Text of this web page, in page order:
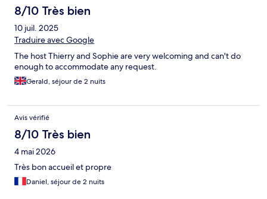
8/10 Très bien
10 juil. 2025
Traduire avec Google
The host Thierry and Sophie are very welcoming and can't do
enough to accommodate any request.
Gerald, séjour de 2 nuits
Avis vérifié
8/10 Très bien
4 mai 2026
Très bon accueil et propre
Daniel, séjour de 2 nuits